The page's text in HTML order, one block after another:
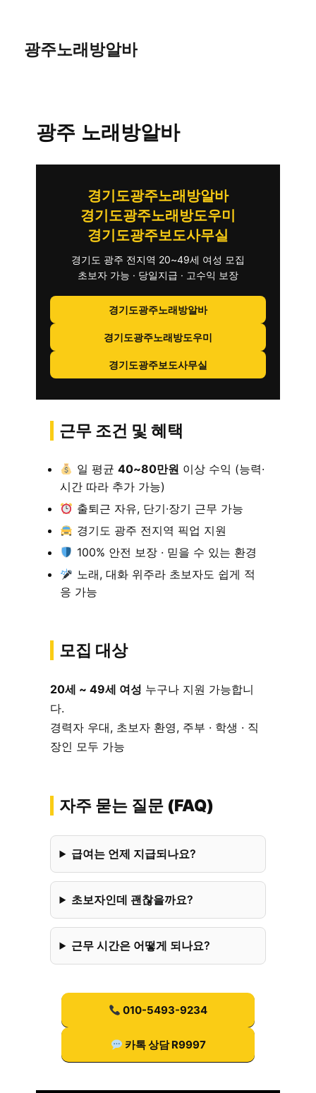
광주노래방알바
광주 노래방알바
경기도광주노래방알바
경기도광주노래방도우미
경기도광주보도사무실
경기도 광주 전지역 20~49세 여성 모집
초보자 가능 · 당일지급 · 고수익 보장
경기도광주노래방알바
경기도광주노래방도우미
경기도광주보도사무실
근무 조건 및 혜택
일 평균 40~80만원 이상 수익 (능력·
시간 따라 추가 가능)
출퇴근 자유, 단기·장기 근무 가능
경기도 광주 전지역 픽업 지원
100% 안전 보장 · 믿을 수 있는 환경
노래, 대화 위주라 초보자도 쉽게 적
응 가능
모집 대상
20세 ~ 49세 여성 누구나 지원 가능합니
다.
경력자 우대, 초보자 환영, 주부 · 학생 · 직
장인 모두 가능
자주 묻는 질문 (FAQ)
급여는 언제 지급되나요?
초보자인데 괜찮을까요?
근무 시간은 어떻게 되나요?
010-5493-9234
카톡 상담 R9997